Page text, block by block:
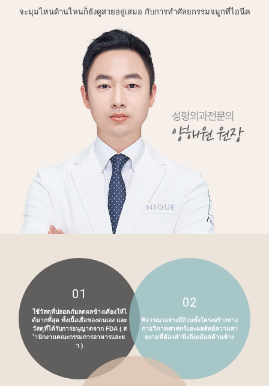
จะมุมไหนด้านไหนก็ยังดูสวยอยู่เสมอ กับการทำศัลยกรรมจมูกที่ไอนีค
01
ใช้วัสดุที่ปลอดภัยลดผลข้างเคียงให้ไ
ด้มากที่สุด ทั้งเนื้อเยื่อของตนเอง และ
วัสดุที่ได้รับการอนุญาตจาก FDA ( ส
ำนักงานคณะกรรมการอาหารและย
า )
02
พิจารณาอย่างถี่ถ้วนทั้งโครงสร้างทาง
กายวิภาคศาสตร์และผลลัพธ์ความสว
ยงามที่ต้องคำนึงถึงแม้แต่ด้านข้าง